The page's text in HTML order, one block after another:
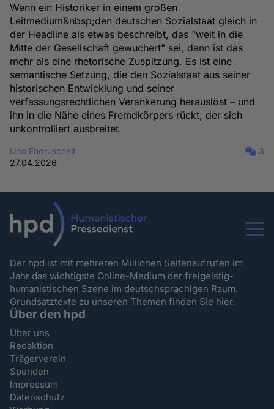
Wenn ein Historiker in einem großen
Leitmedium&nbsp;den deutschen Sozialstaat gleich in
der Headline als etwas beschreibt, das "weit in die
Mitte der Gesellschaft gewuchert" sei, dann ist das
mehr als eine rhetorische Zuspitzung. Es ist eine
semantische Setzung, die den Sozialstaat aus seiner
historischen Entwicklung und seiner
verfassungsrechtlichen Verankerung herauslöst – und
ihn in die Nähe eines Fremdkörpers rückt, der sich
unkontrolliert ausbreitet.
Udo Endruscheit
27.04.2026
3
Menu
Der hpd ist mit mehreren Millionen Seitenaufrufen im
Jahr das wichtigste Online-Medium der freigeistig-
humanistischen Szene im deutschsprachigen Raum.
Grundsatztexte zu unseren Themenfinden Sie hier.
Über den hpd
Über uns
Redaktion
Trägerverein
Spenden
Impressum
Datenschutz